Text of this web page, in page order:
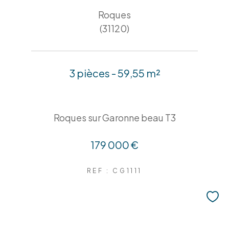
Roques
(31120)
3 pièces - 59,55 m²
Roques sur Garonne beau T3
179 000 €
REF : CG1111